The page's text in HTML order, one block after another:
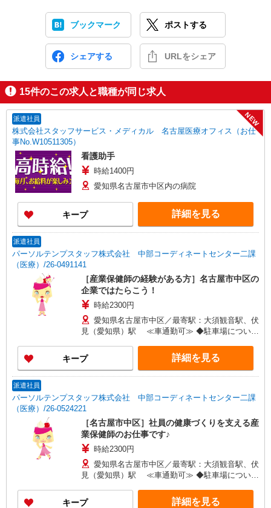
ブックマーク ポストする
シェアする URLをシェア
15件のこの求人と職種が同じ求人
派遣社員
株式会社スタッフサービス・メディカル 名古屋医療オフィス（お仕
事No.W10511305）
NEW
看護助手
時給1400円
愛知県名古屋市中区内の病院
キープ 詳細を見る
派遣社員
パーソルテンプスタッフ株式会社 中部コーディネートセンター二課
（医療）/26-0491141
［産業保健師の経験がある方］名古屋市中区の
企業ではたらこう！
時給2300円
愛知県名古屋市中区／最寄駅：大須観音駅、伏
見（愛知県）駅 ≪車通勤可≫ ◆駐車場について
キープ 詳細を見る
派遣社員
パーソルテンプスタッフ株式会社 中部コーディネートセンター二課
（医療）/26-0524221
［名古屋市中区］社員の健康づくりを支える産
業保健師のお仕事です♪
時給2300円
愛知県名古屋市中区／最寄駅：大須観音駅、伏
見（愛知県）駅 ≪車通勤可≫ ◆駐車場について
キープ 詳細を見る